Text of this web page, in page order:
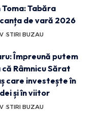
Tabăra
de vară 2026
STIRI BUZAU
Împreună putem
Râmnicu Sărat
care investește în
și în viitor
STIRI BUZAU